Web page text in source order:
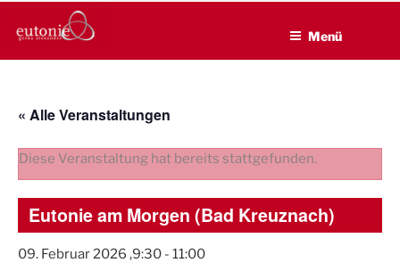
Inhalt
EUTONIE.DE
Lebensbalance durch körperliche Selbsterfahrung
Menü
« Alle Veranstaltungen
Diese Veranstaltung hat bereits stattgefunden.
Eutonie am Morgen (Bad Kreuznach)
09. Februar 2026 ,9:30 - 11:00